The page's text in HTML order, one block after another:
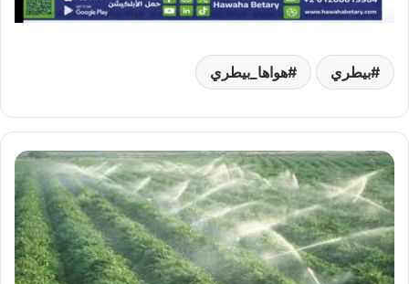
بيطري هواها_بيطري
طوارئ
في
«الزراعة»
لحماية
العروة
الشتوية..
خطة